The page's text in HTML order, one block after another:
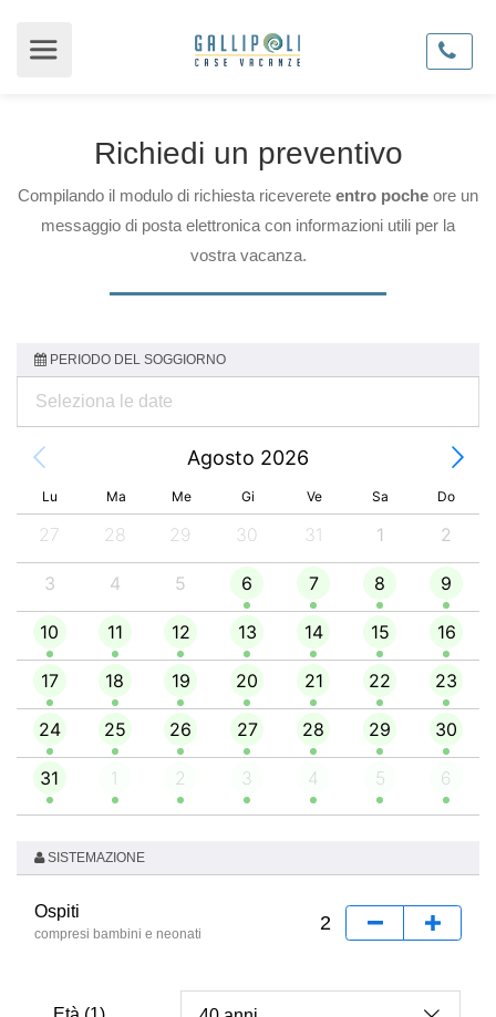
Richiedi un preventivo
Compilando il modulo di richiesta riceverete entro poche ore un
messaggio di posta elettronica con informazioni utili per la
vostra vacanza.